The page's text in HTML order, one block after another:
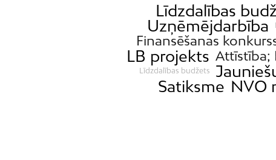
Līdzdalības
Uzņēmējdarbība
Finansēšanas
LB projekts Attīstība;
Līdzdalības budžets
Satiksme NVO